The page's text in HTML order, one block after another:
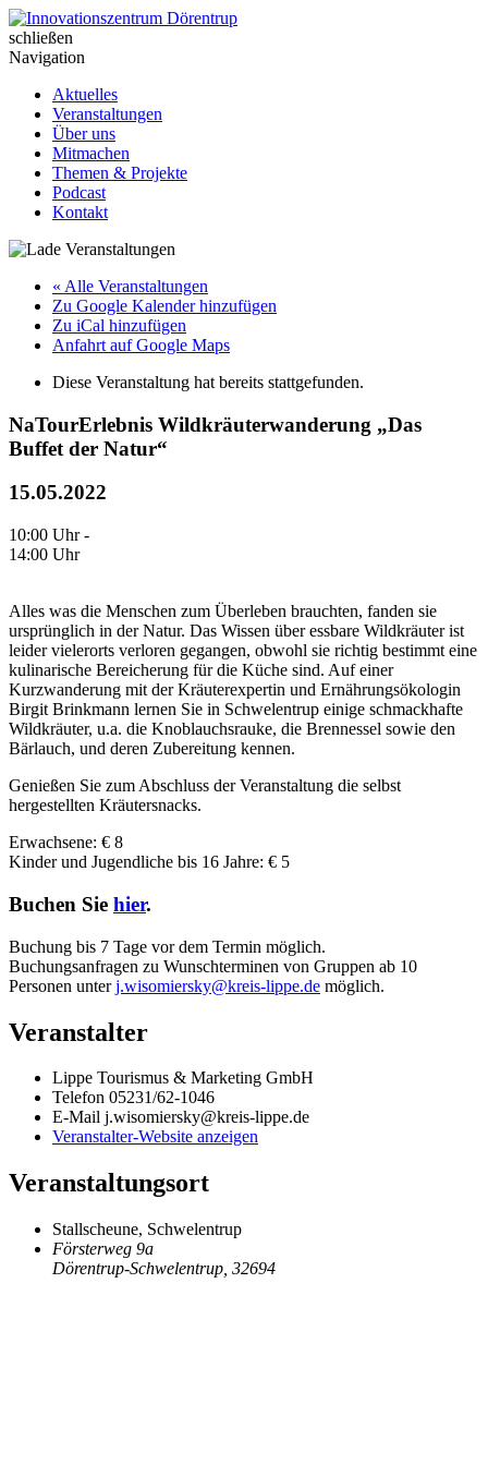
Skip
to
content
Innovationszentrum Dörentrup
schließen
Navigation
Aktuelles
Veranstaltungen
Über uns
Mitmachen
Themen & Projekte
Podcast
Kontakt
« Alle Veranstaltungen
Zu Google Kalender hinzufügen
Zu iCal hinzufügen
Anfahrt auf Google Maps
Diese Veranstaltung hat bereits stattgefunden.
NaTourErlebnis Wildkräuterwanderung „Das
Buffet der Natur“
15.05.2022
10:00 Uhr -
14:00 Uhr
Alles was die Menschen zum Überleben brauchten, fanden sie
ursprünglich in der Natur. Das Wissen über essbare Wildkräuter ist
leider vielerorts verloren gegangen, obwohl sie richtig bestimmt eine
kulinarische Bereicherung für die Küche sind. Auf einer
Kurzwanderung mit der Kräuterexpertin und Ernährungsökologin
Birgit Brinkmann lernen Sie in Schwelentrup einige schmackhafte
Wildkräuter, u.a. die Knoblauchsrauke, die Brennessel sowie den
Bärlauch, und deren Zubereitung kennen.
Genießen Sie zum Abschluss der Veranstaltung die selbst
hergestellten Kräutersnacks.
Erwachsene: € 8
Kinder und Jugendliche bis 16 Jahre: € 5
Buchen Sie hier.
Buchung bis 7 Tage vor dem Termin möglich.
Buchungsanfragen zu Wunschterminen von Gruppen ab 10
Personen unterj.wisomiersky@kreis-lippe.de möglich.
Veranstalter
Lippe Tourismus & Marketing GmbH
Telefon 05231/62-1046
E-Mail j.wisomiersky@kreis-lippe.de
Veranstalter-Website anzeigen
Veranstaltungsort
Stallscheune, Schwelentrup
Försterweg 9a
Dörentrup-Schwelentrup 32694